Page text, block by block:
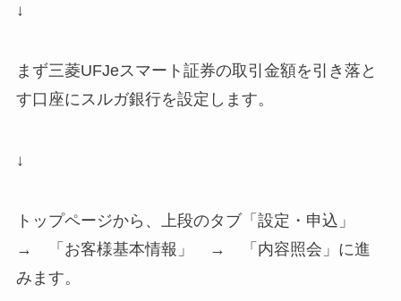
↓
まず三菱UFJeスマート証券の取引金額を引き落と
す口座にスルガ銀行を設定します。
↓
トップページから、上段のタブ「設定・申込」
→ 「お客様基本情報」 → 「内容照会」に進
みます。